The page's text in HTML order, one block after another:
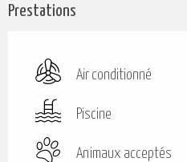
Prestations
Air conditionné
Piscine
Animaux acceptés